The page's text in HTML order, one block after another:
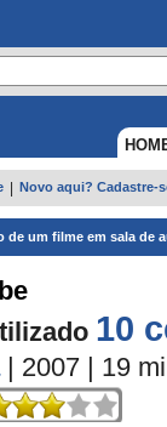
Novo aqui? Cadastre-
de um filme em sala de
10
| 2007 | 19